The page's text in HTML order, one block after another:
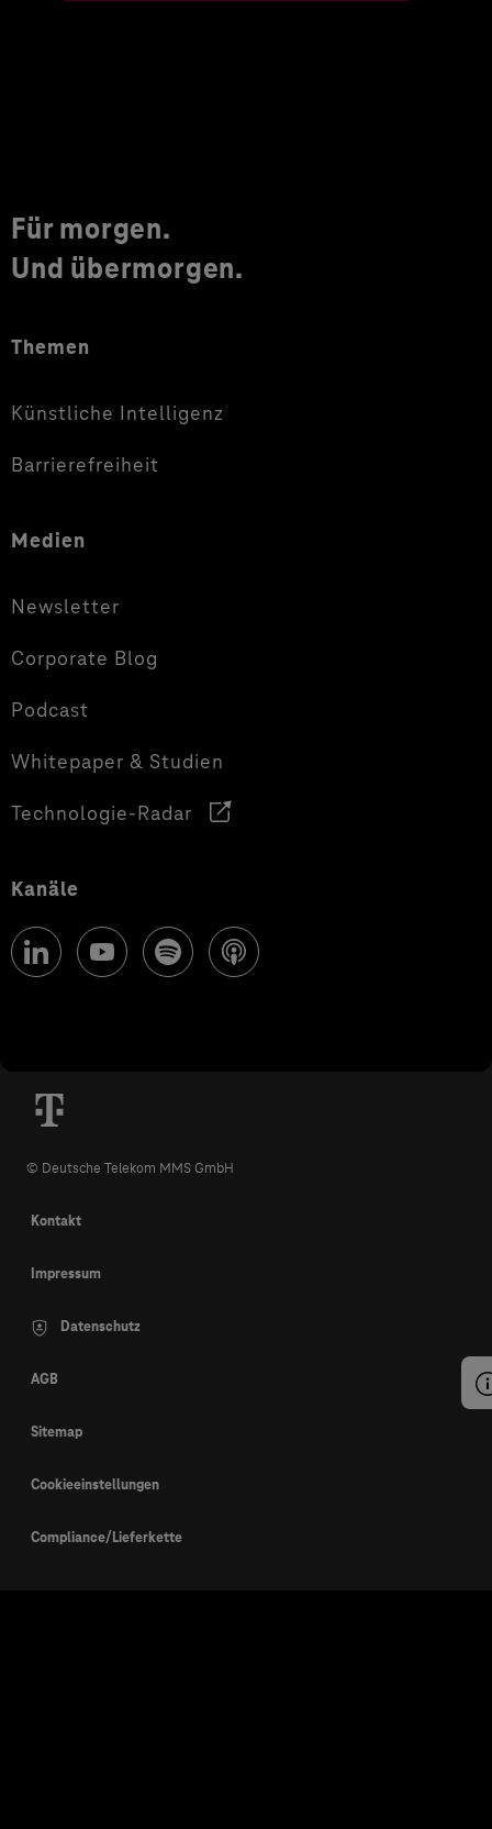
Für morgen.
Und übermorgen.
Themen
Künstliche Intelligenz
Barrierefreiheit
Medien
Newsletter
Corporate Blog
Podcast
Whitepaper & Studien
Technologie-Radar
Kanäle
© Deutsche Telekom MMS GmbH
Kontakt
Impressum
Datenschutz
AGB
Sitemap
Cookieeinstellungen
Compliance/Lieferkette